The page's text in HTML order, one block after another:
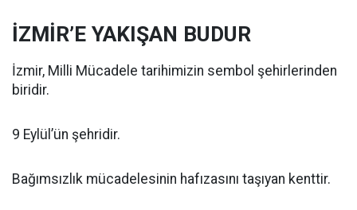
İZMİR’E YAKIŞAN BUDUR
İzmir, Milli Mücadele tarihimizin sembol şehirlerinden
biridir.
9 Eylül’ün şehridir.
Bağımsızlık mücadelesinin hafızasını taşıyan kenttir.